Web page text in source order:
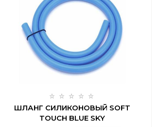
ШЛАНГ СИЛИКОНОВЫЙ SOFT
TOUCH BLUE SKY